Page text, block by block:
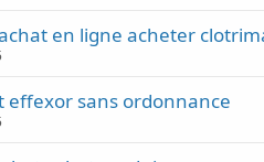
en ligne acheter
effexor sans ordonnance